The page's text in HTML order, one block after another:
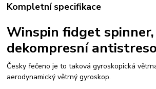
Kompletní specifikace
Winspin fidget spinner,
dekompresní
Česky řečeno je to taková gyroskopická
aerodynamický větrný gyroskop.